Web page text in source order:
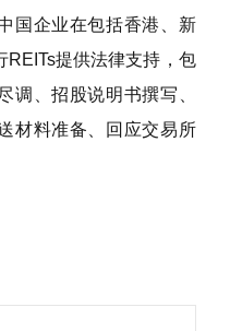
国企业在包括香港、新
REITs提供法律支持，包
调、招股说明书撰写、
材料准备、回应交易所